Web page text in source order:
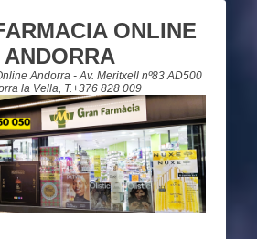
ONLINE
ANDORRA
Andorra - Av. Meritxell nº83 AD500
la Vella, T.+376 828 009